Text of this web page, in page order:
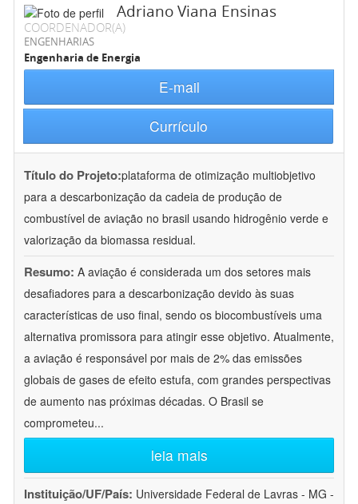
Adriano Viana Ensinas
COORDENADOR(A)
ENGENHARIAS
Engenharia de Energia
E-mail
Currículo
Título do Projeto:plataforma de otimização multiobjetivo
para a descarbonização da cadeia de produção de
combustível de aviação no brasil usando hidrogênio verde e
valorização da biomassa residual.
Resumo: A aviação é considerada um dos setores mais
desafiadores para a descarbonização devido às suas
características de uso final, sendo os biocombustíveis uma
alternativa promissora para atingir esse objetivo. Atualmente,
a aviação é responsável por mais de 2% das emissões
globais de gases de efeito estufa, com grandes perspectivas
de aumento nas próximas décadas. O Brasil se
comprometeu...
leia mais
Instituição/UF/País: Universidade Federal de Lavras - MG -